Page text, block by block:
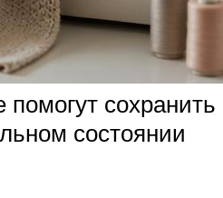
сохранить
состоянии